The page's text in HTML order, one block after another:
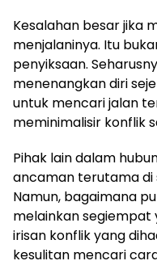
Kesalahan besar jika
menjalaninya. Itu
penyiksaan.
menenangkan diri
untuk mencari jalan
meminimalisir konflik
Pihak lain dalam
ancaman terutama di
Namun, bagaimana
melainkan
irisan konflik yang
kesulitan mencari